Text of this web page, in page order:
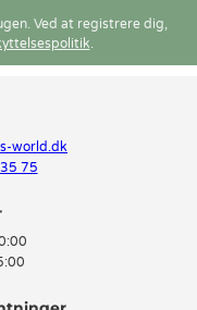
Ved at registrere dig,
.
world.dk
75